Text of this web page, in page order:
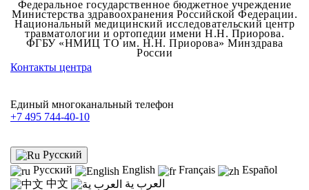
Федеральное государственное бюджетное учреждение
Министерства здравоохранения Российской Федерации.
Национальный медицинский исследовательский центр
травматологии и ортопедии имени Н.Н. Приорова.
ФГБУ «НМИЦ ТО им. Н.Н. Приорова» Минздрава
России
Контакты центра
Единый многоканальный телефон
+7 495 744-40-10
Русский
Русский
English Français
Español
中文
العرب ية